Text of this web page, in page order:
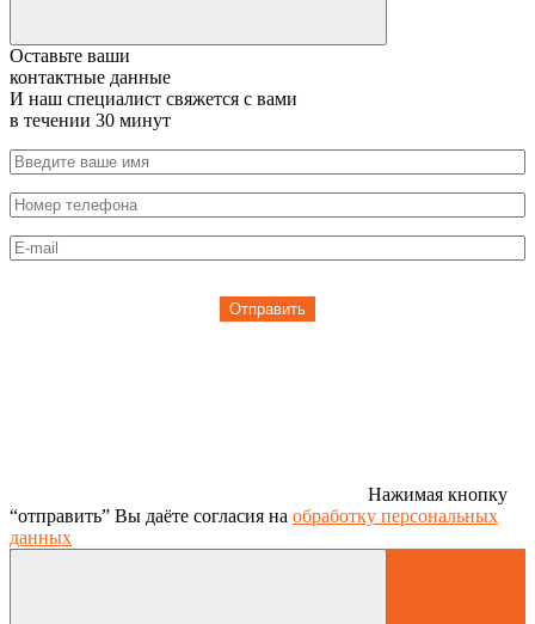
Оставьте ваши
контактные данные
И наш специалист свяжется с вами
в течении 30 минут
Отправить
Нажимая кнопку
“отправить” Вы даёте согласия на обработку персональных
данных